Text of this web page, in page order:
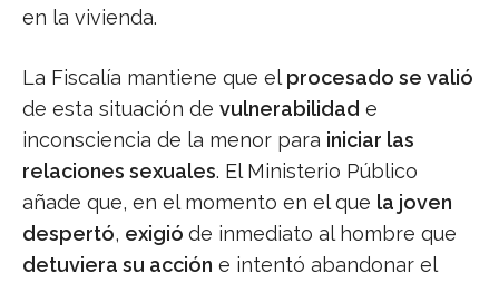
en la vivienda.
La Fiscalía mantiene que el procesado se valió
de esta situación de vulnerabilidad e
inconsciencia de la menor para iniciar las
relaciones sexuales. El Ministerio Público
añade que, en el momento en el que la joven
despertó, exigió de inmediato al hombre que
detuviera su acción e intentó abandonar el